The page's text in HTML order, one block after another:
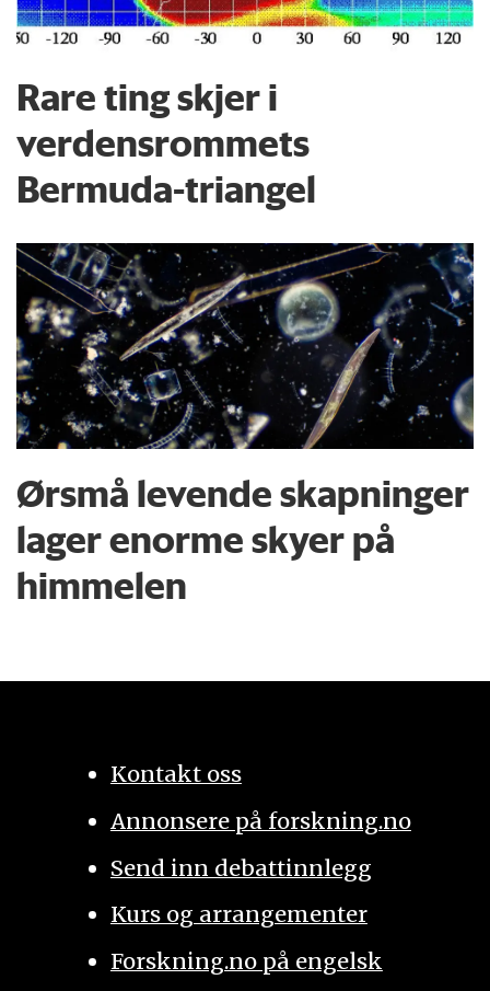
Rare ting skjer i
verdensrommets
Bermuda-triangel
Ørsmå levende skapninger
lager enorme skyer på
himmelen
Kontakt oss
Annonsere på forskning.no
Send inn debattinnlegg
Kurs og arrangementer
Forskning.no på engelsk